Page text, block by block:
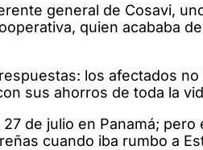
general de Cosavi,
quien acababa
los afectados
sus ahorros de toda la
de julio en Panamá;
cuando iba rumbo a